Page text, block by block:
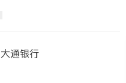
大通银行